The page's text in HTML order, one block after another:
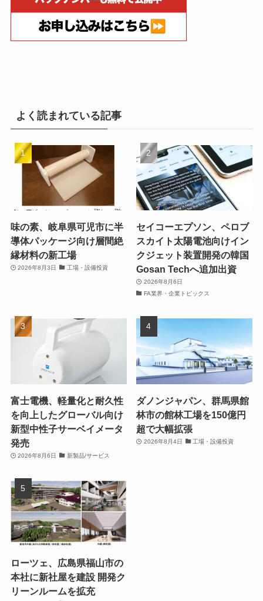
よく読まれている記事
味の素、岐阜県可児市に半
導体パッケージ向け層間絶
縁材料の新工場
2026年8月3日 工場・設備投資
セイコーエプソン、ペロブ
スカイト太陽電池向けイン
クジェット装置開発の韓国
Gosan Techへ追加出資
2026年8月6日
FA業界・企業トピックス
富士電機、軽量化と耐久性
を向上したグローバル向け
新型中性子サーベイメータ
発売
2026年8月6日 新製品/サービス
ダノンジャパン、群馬県館
林市の館林工場を150億円
超で大幅拡張
2026年8月4日 工場・設備投資
ローツェ、広島県福山市の
本社に新社屋を建設 開発ク
リーンルームを拡充